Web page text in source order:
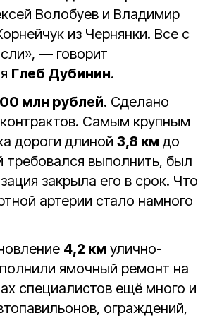
Волобуев и Владимир
из Чернянки. Все с
— говорит
Глеб Дубинин.
млн рублей. Сделано
Самым крупным
дороги длиной 3,8 км до
выполнить, был
закрыла его в срок. Что
артерии стало намного
4,2 км улично-
ямочный ремонт на
специалистов ещё много и
ограждений,